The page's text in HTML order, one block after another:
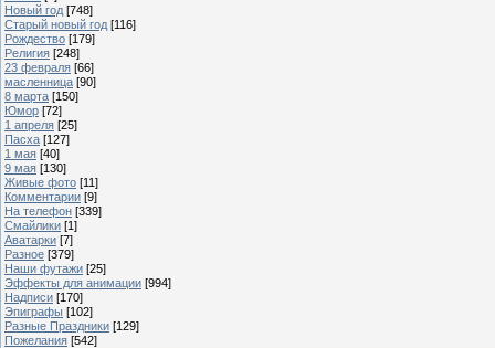
Новый год [748]
Старый новый год [116]
Рождество [179]
Религия [248]
23 февраля [66]
масленница [90]
8 марта [150]
Юмор [72]
1 апреля [25]
Пасха [127]
1 мая [40]
9 мая [130]
Живые фото [11]
Комментарии [9]
На телефон [339]
Смайлики [1]
Аватарки [7]
Разное [379]
Наши футажи [25]
Эффекты для анимации [994]
Надписи [170]
Эпиграфы [102]
Разные Праздники [129]
Пожелания [542]